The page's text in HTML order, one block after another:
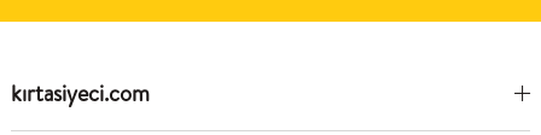
kırtasiyeci.com